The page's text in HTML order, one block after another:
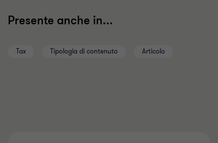
Presente anche in...
Tax Tipologia di contenuto Articolo